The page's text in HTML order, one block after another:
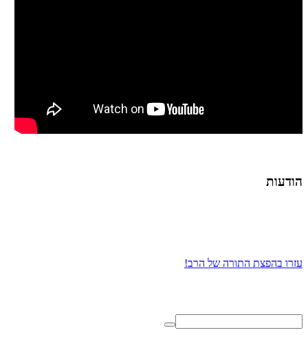
הודעות
עזרו בהפצת התורה של הרב!